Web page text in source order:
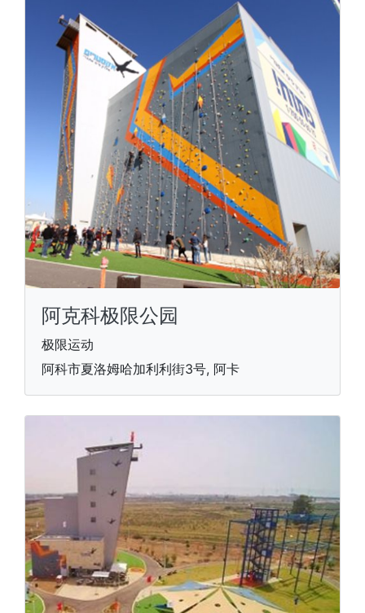
阿克科极限公园
极限运动
阿科市夏洛姆哈加利利街3号, 阿卡